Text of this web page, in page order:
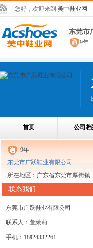
您好，欢迎来到 美中鞋业网
东莞市
9年
首页 公司档
9年
东莞市广跃鞋业有限公司
所在地区：广东省东莞市厚街镇
联系我们
东莞市广跃鞋业有限公司
联系人：董茉莉
手机：18924332261